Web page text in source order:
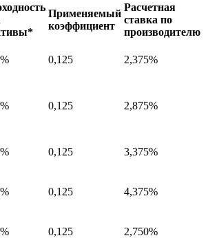
Применяемый
коэффициент
Расчетная
ставка по
производителю
0,125 2,375%
0,125 2,875%
0,125 3,375%
0,125 4,375%
0,125 2,750%